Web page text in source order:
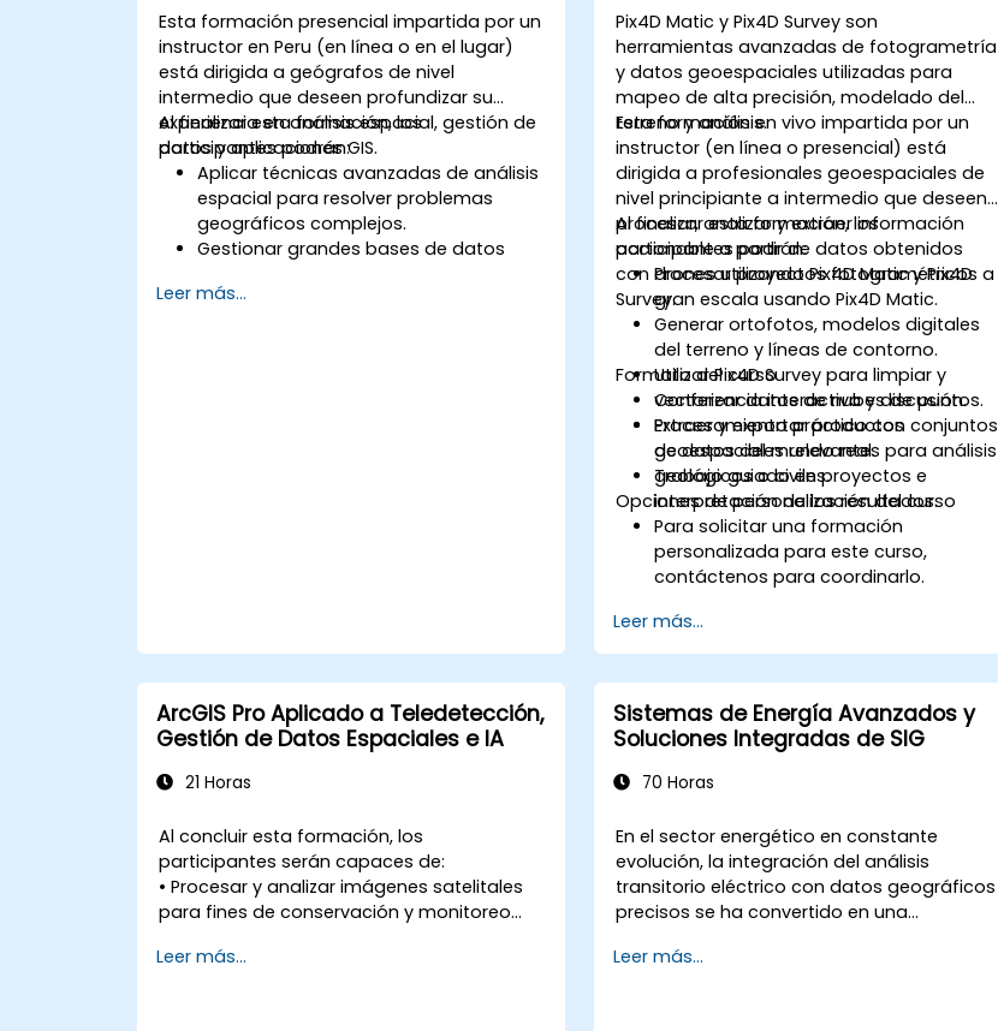
Esta formación presencial impartida por un
instructor en Peru (en línea o en el lugar)
está dirigida a geógrafos de nivel
intermedio que deseen profundizar su
experiencia en análisis espacial, gestión de
datos y aplicaciones GIS.
Al finalizar esta formación, los
participantes podrán:
Aplicar técnicas avanzadas de análisis
espacial para resolver problemas
geográficos complejos.
Gestionar grandes bases de datos
de datos.
Leer más...
Pix4D Matic y Pix4D Survey son
herramientas avanzadas de fotogrametría
y datos geoespaciales utilizadas para
mapeo de alta precisión, modelado del
terreno y análisis.
Esta formación en vivo impartida por un
instructor (en línea o presencial) está
dirigida a profesionales geoespaciales de
nivel principiante a intermedio que deseen
procesar, analizar y extraer información
accionable a partir de datos obtenidos
con drones utilizando Pix4D Matic y Pix4D
Survey.
Al finalizar esta formación, los
participantes podrán:
Procesar proyectos fotogramétricos a
gran escala usando Pix4D Matic.
Generar ortofotos, modelos digitales
del terreno y líneas de contorno.
Utilizar Pix4D Survey para limpiar y
vectorizar datos de nubes de puntos.
Extraer y exportar productos
geoespaciales relevantes para análisis
geológicos o civiles.
Formato del curso
Conferencia interactiva y discusión.
Procesamiento práctico con conjuntos
de datos del mundo real.
Trabajo guiado en proyectos e
interpretación de los resultados.
Opciones de personalización del curso
Para solicitar una formación
personalizada para este curso,
contáctenos para coordinarlo.
Leer más...
ArcGIS Pro Aplicado a Teledetección,
Gestión de Datos Espaciales e IA
21 Horas
Al concluir esta formación, los
participantes serán capaces de:
• Procesar y analizar imágenes satelitales
para fines de conservación y monitoreo
• Administrar datos espaciales de manera
Leer más...
Sistemas de Energía Avanzados y
Soluciones Integradas de SIG
70 Horas
En el sector energético en constante
evolución, la integración del análisis
transitorio eléctrico con datos geográficos
precisos se ha convertido en una
dependencia de datos fragmentados
Leer más...